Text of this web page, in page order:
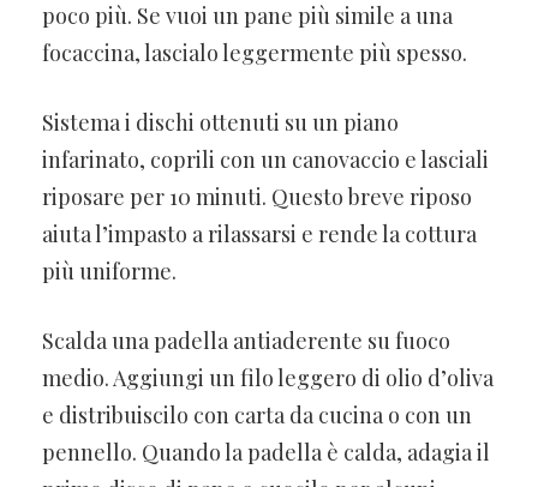
poco più. Se vuoi un pane più simile a una
focaccina, lascialo leggermente più spesso.
Sistema i dischi ottenuti su un piano
infarinato, coprili con un canovaccio e lasciali
riposare per 10 minuti. Questo breve riposo
aiuta l’impasto a rilassarsi e rende la cottura
più uniforme.
Scalda una padella antiaderente su fuoco
medio. Aggiungi un filo leggero di olio d’oliva
e distribuiscilo con carta da cucina o con un
pennello. Quando la padella è calda, adagia il